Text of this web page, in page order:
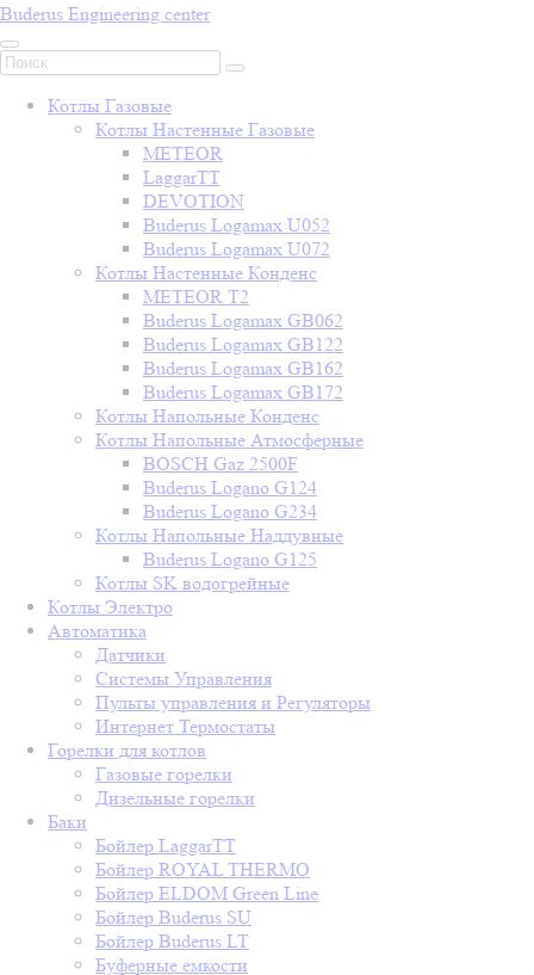
Buderus Engineering center
Котлы Газовые
Котлы Настенные Газовые
METEOR
LaggarTT
DEVOTION
Buderus Logamax U052
Buderus Logamax U072
Котлы Настенные Конденс
METEOR T2
Buderus Logamax GB062
Buderus Logamax GB122
Buderus Logamax GB162
Buderus Logamax GB172
Котлы Напольные Конденс
Котлы Напольные Атмосферные
BOSCH Gaz 2500F
Buderus Logano G124
Buderus Logano G234
Котлы Напольные Наддувные
Buderus Logano G125
Котлы SK водогрейные
Котлы Электро
Автоматика
Датчики
Системы Управления
Пульты управления и Регуляторы
Интернет Термостаты
Горелки для котлов
Газовые горелки
Дизельные горелки
Баки
Бойлер LaggarTT
Бойлер ROYAL THERMO
Бойлер ELDOM Green Line
Бойлер Buderus SU
Бойлер Buderus LT
Буферные емкости